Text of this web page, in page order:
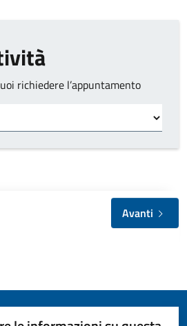
richiedere l’appuntamento
Avanti